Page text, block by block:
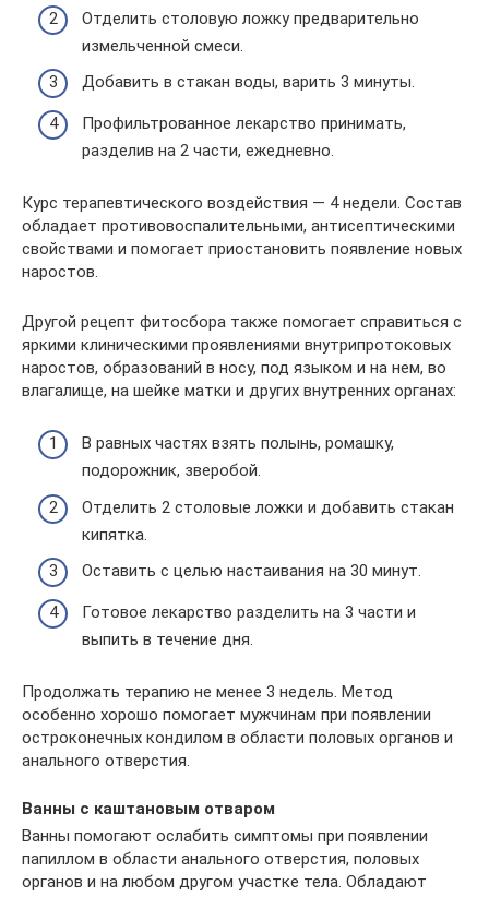
Отделить столовую ложку предварительно
измельченной смеси.
Добавить в стакан воды, варить 3 минуты.
Профильтрованное лекарство принимать,
разделив на 2 части, ежедневно.
Курс терапевтического воздействия — 4 недели. Состав
обладает противовоспалительными, антисептическими
свойствами и помогает приостановить появление новых
наростов.
Другой рецепт фитосбора также помогает справиться с
яркими клиническими проявлениями внутрипротоковых
наростов, образований в носу, под языком и на нем, во
влагалище, на шейке матки и других внутренних органах:
В равных частях взять полынь, ромашку,
подорожник, зверобой.
Отделить 2 столовые ложки и добавить стакан
кипятка.
Оставить с целью настаивания на 30 минут.
Готовое лекарство разделить на 3 части и
выпить в течение дня.
Продолжать терапию не менее 3 недель. Метод
особенно хорошо помогает мужчинам при появлении
остроконечных кондилом в области половых органов и
анального отверстия.
Ванны с каштановым отваром
Ванны помогают ослабить симптомы при появлении
папиллом в области анального отверстия, половых
органов и на любом другом участке тела. Обладают